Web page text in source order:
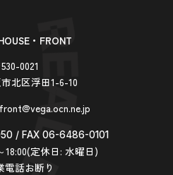
・FRONT
0021
北区浮田1-6-10
/ FAX 06-6486-0101
18:00(定休日: 水曜日)
話お断り